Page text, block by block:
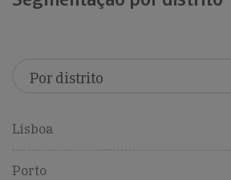
Lisboa
Porto